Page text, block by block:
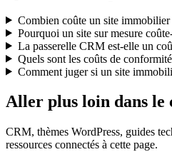
Combien coûte un site immobilier
Pourquoi un site sur mesure
La passerelle CRM est-elle un
Quels sont les coûts de
Comment juger si un site
Aller plus loin dans le
CRM, thèmes WordPress, guides
ressources connectés à cette page.